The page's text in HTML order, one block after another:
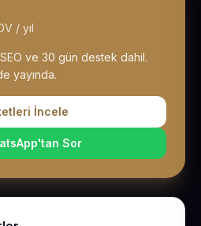
/ yıl
ve 30 gün destek dahil.
yayında.
İncele
Sor